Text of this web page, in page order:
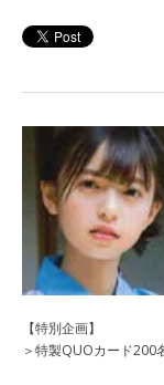
【特別企画】
＞特製QUOカード200